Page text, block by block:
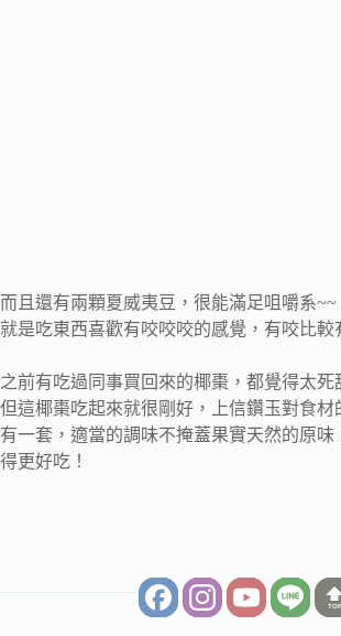
而且還有兩顆夏威夷豆，很能滿足咀嚼系~~
就是吃東西喜歡有咬咬咬的感覺，有咬比較
之前有吃過同事買回來的椰棗，都覺得太死
但這椰棗吃起來就很剛好，上信鑽玉對食材
有一套，適當的調味不掩蓋果實天然的原味
得更好吃！
TOP